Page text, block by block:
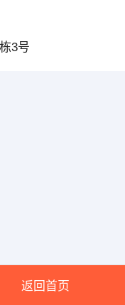
3号
返回首页